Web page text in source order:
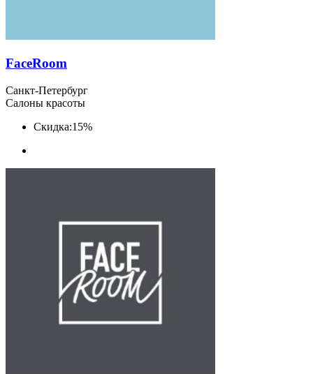
FaceRoom
Санкт-Петербург
Салоны красоты
Скидка:15%